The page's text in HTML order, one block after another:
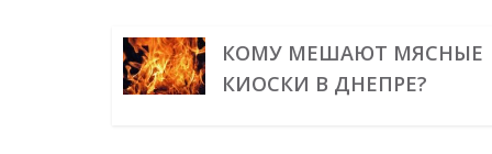
КОМУ МЕШАЮТ МЯСНЫЕ
КИОСКИ В ДНЕПРЕ?